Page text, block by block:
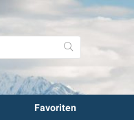
Favoriten